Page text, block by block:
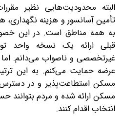
البته محدودیت‌هایی نظیر
تأمین آسانسور و هزینه نگهداری،
به همه مناطق است. در این
قبلی ارائه یک نسخه واحد
غیرتخصصی و ناصواب می‌دانم. اما
عرضه حمایت می‌کنم. به این
مسکن استطاعت‌پذیر و در دسترس
مسکن ارائه شده و مردم
انتخاب اقدام کنند.